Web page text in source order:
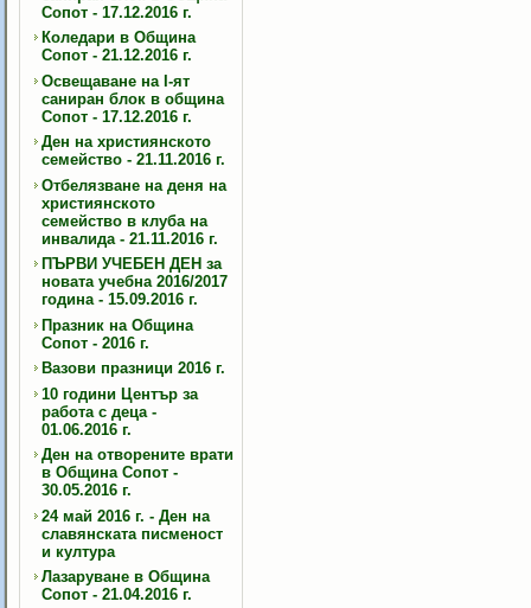
Сопот - 17.12.2016 г.
Коледари в Община
Сопот - 21.12.2016 г.
Освещаване на I-ят
саниран блок в община
Сопот - 17.12.2016 г.
Ден на християнското
семейство - 21.11.2016 г.
Отбелязване на деня на
християнското
семейство в клуба на
инвалида - 21.11.2016 г.
ПЪРВИ УЧЕБЕН ДЕН за
новата учебна 2016/2017
година - 15.09.2016 г.
Празник на Община
Сопот - 2016 г.
Вазови празници 2016 г.
10 години Център за
работа с деца -
01.06.2016 г.
Ден на отворените врати
в Община Сопот -
30.05.2016 г.
24 май 2016 г. - Ден на
славянската писменост
и култура
Лазаруване в Община
Сопот - 21.04.2016 г.